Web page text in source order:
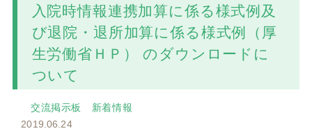
入院時情報連携加算に係る様式例及
び退院・退所加算に係る様式例（厚
生労働省ＨＰ） のダウンロードに
ついて
交流掲示板
新着情報
2019.06.24